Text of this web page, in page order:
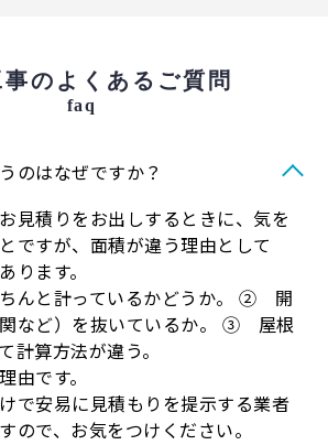
のよくあるご質問
faq
のはなぜですか？
見積りをお出しするときに、気を
ですが、面積が違う理由として
ります。
んと計っているかどうか。 ② 開
など）を抜いているか。 ③ 屋根
計算方法が違う。
由です。
で安易に見積もりを提示する業者
ので、お気をつけください。